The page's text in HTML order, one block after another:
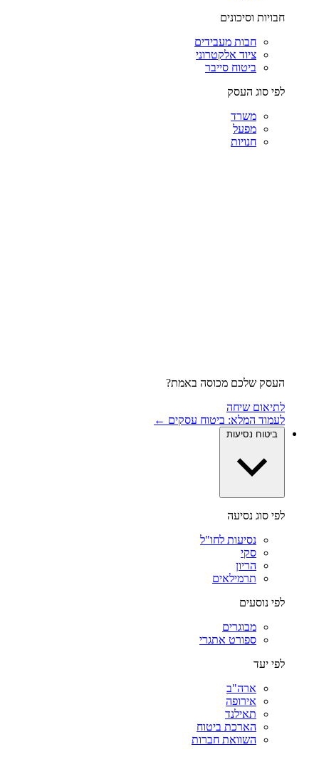
חבויות וסיכונים
חבות מעבידים
ציוד אלקטרוני
ביטוח סייבר
לפי סוג העסק
משרד
מפעל
חנויות
העסק שלכם מכוסה באמת?
לתיאום שיחה
לעמוד המלא: ביטוח עסקים ←
ביטוח נסיעות
לפי סוג נסיעה
נסיעות לחו"ל
סקי
הריון
תרמילאים
לפי נוסעים
מבוגרים
ספורט אתגרי
לפי יעד
ארה"ב
אירופה
תאילנד
הארכת ביטוח
השוואת חברות